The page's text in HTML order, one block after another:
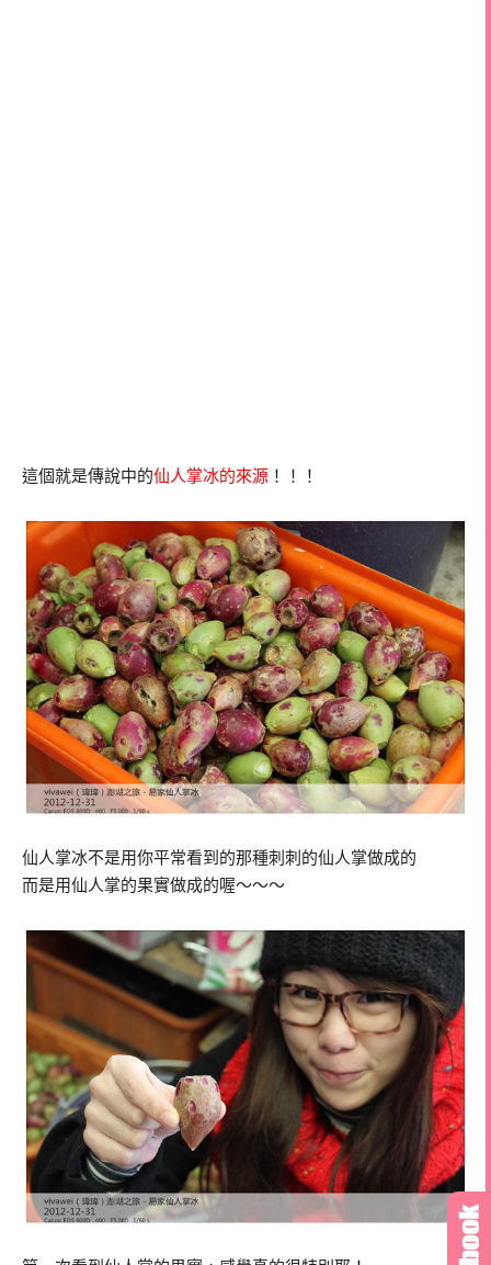
這個就是傳說中的仙人掌冰的來源 ！！！
仙人掌冰不是用你平常看到的那種刺刺的仙人掌做成的
而是用仙人掌的果實做成的喔～～～